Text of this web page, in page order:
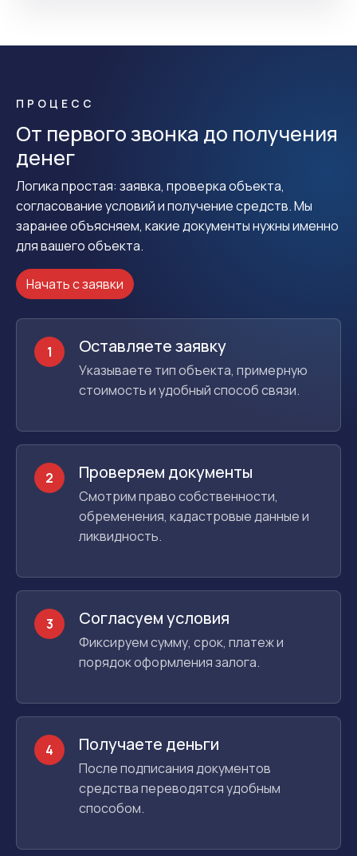
ПРОЦЕСС
От первого звонка до получения
денег
Логика простая: заявка, проверка объекта,
согласование условий и получение средств. Мы
заранее объясняем, какие документы нужны именно
для вашего объекта.
Начать с заявки
1 Оставляете заявку
Указываете тип объекта, примерную
стоимость и удобный способ связи.
2 Проверяем документы
Смотрим право собственности,
обременения, кадастровые данные и
ликвидность.
3 Согласуем условия
Фиксируем сумму, срок, платеж и
порядок оформления залога.
4 Получаете деньги
После подписания документов
средства переводятся удобным
способом.